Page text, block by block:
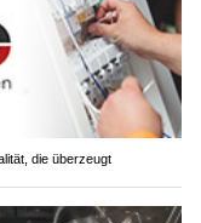
die überzeugt